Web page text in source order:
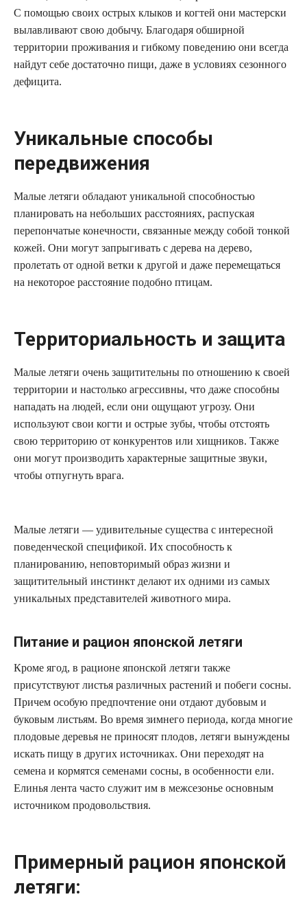
С помощью своих острых клыков и когтей они мастерски
вылавливают свою добычу. Благодаря обширной
территории проживания и гибкому поведению они всегда
найдут себе достаточно пищи, даже в условиях сезонного
дефицита.
Уникальные способы
передвижения
Малые летяги обладают уникальной способностью
планировать на небольших расстояниях, распуская
перепончатые конечности, связанные между собой тонкой
кожей. Они могут запрыгивать с дерева на дерево,
пролетать от одной ветки к другой и даже перемещаться
на некоторое расстояние подобно птицам.
Территориальность и защита
Малые летяги очень защитительны по отношению к своей
территории и настолько агрессивны, что даже способны
нападать на людей, если они ощущают угрозу. Они
используют свои когти и острые зубы, чтобы отстоять
свою территорию от конкурентов или хищников. Также
они могут производить характерные защитные звуки,
чтобы отпугнуть врага.
Малые летяги — удивительные существа с интересной
поведенческой спецификой. Их способность к
планированию, неповторимый образ жизни и
защитительный инстинкт делают их одними из самых
уникальных представителей животного мира.
Питание и рацион японской летяги
Кроме ягод, в рационе японской летяги также
присутствуют листья различных растений и побеги сосны.
Причем особую предпочтение они отдают дубовым и
буковым листьям. Во время зимнего периода, когда многие
плодовые деревья не приносят плодов, летяги вынуждены
искать пищу в других источниках. Они переходят на
семена и кормятся семенами сосны, в особенности ели.
Елинья лента часто служит им в межсезонье основным
источником продовольствия.
Примерный рацион японской
летяги: